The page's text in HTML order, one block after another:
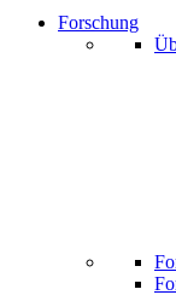
Forschung